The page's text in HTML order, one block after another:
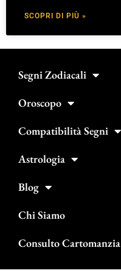
SCOPRI DI PIÙ »
Segni Zodiacali
Oroscopo
Compatibilità Segni
Astrologia
Blog
Chi Siamo
Consulto Cartomanzia